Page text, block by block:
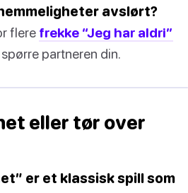
avslørt?
flere frekke “Jeg har aldri”
partneren din.
eller tør over
er et klassisk spill som